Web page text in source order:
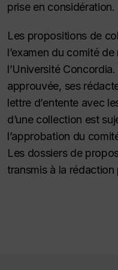
prise en considération.
Les propositions de
l’examen du comité
l’Université
approuvée, ses
lettre d’entente avec
d’une collection est
l’approbation du
Les dossiers de
transmis à la